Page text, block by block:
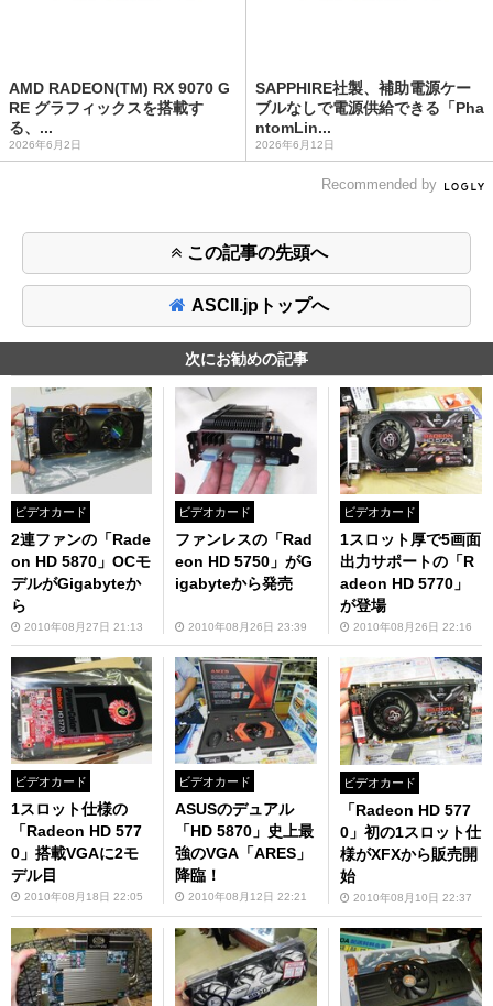
AMD RADEON(TM) RX 9070 G
RE グラフィックスを搭載す
る、...
2026年6月2日
SAPPHIRE社製、補助電源ケー
ブルなしで電源供給できる「Pha
ntomLin...
2026年6月12日
Recommended by
この記事の先頭へ
ASCII.jpトップへ
次にお勧めの記事
ビデオカード
2連ファンの「Rade
on HD 5870」OCモ
デルがGigabyteか
ら
2010年08月27日 21:13
ビデオカード
ファンレスの「Rad
eon HD 5750」がG
igabyteから発売
2010年08月26日 23:39
ビデオカード
1スロット厚で5画面
出力サポートの「R
adeon HD 5770」
が登場
2010年08月26日 22:16
ビデオカード
1スロット仕様の
「Radeon HD 577
0」搭載VGAに2モ
デル目
2010年08月18日 22:05
ビデオカード
ASUSのデュアル
「HD 5870」史上最
強のVGA「ARES」
降臨！
2010年08月12日 22:21
ビデオカード
「Radeon HD 577
0」初の1スロット仕
様がXFXから販売開
始
2010年08月10日 22:37